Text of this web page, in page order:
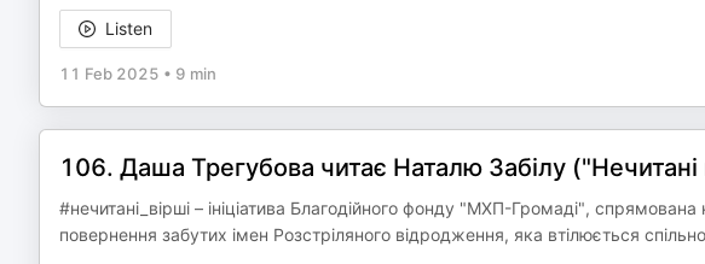
Listen
11 Feb 2025 • 9 min
106. Даша Трегубова читає Наталю Забілу ("Нечитані
#нечитані_вірші – ініціатива Благодійного фонду "МХП-Громаді",
повернення забутих імен Розстріляного відродження, яка втілюється